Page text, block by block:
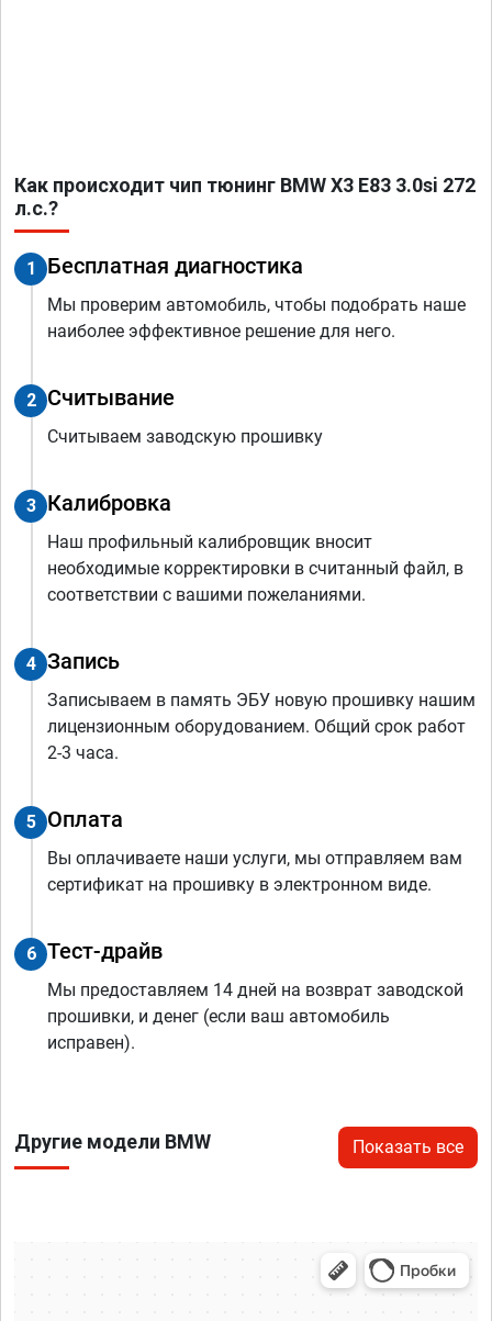
Как происходит чип тюнинг BMW X3 E83 3.0si 272
л.с.?
1 Бесплатная диагностика
Мы проверим автомобиль, чтобы подобрать наше
наиболее эффективное решение для него.
2 Считывание
Считываем заводскую прошивку
3 Калибровка
Наш профильный калибровщик вносит
необходимые корректировки в считанный файл, в
соответствии с вашими пожеланиями.
4 Запись
Записываем в память ЭБУ новую прошивку нашим
лицензионным оборудованием. Общий срок работ
2-3 часа.
5 Оплата
Вы оплачиваете наши услуги, мы отправляем вам
сертификат на прошивку в электронном виде.
6 Тест-драйв
Мы предоставляем 14 дней на возврат заводской
прошивки, и денег (если ваш автомобиль
исправен).
Другие модели BMW Показать все